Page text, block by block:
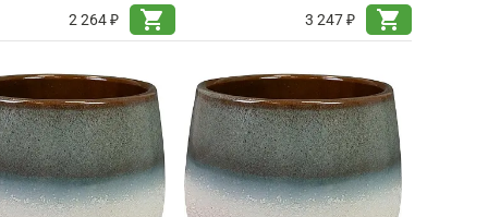
2 264 ₽
shopping_cart
3 247 ₽
shopping_cart